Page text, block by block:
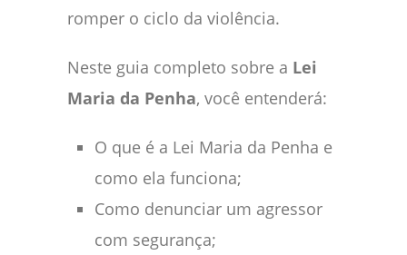
romper o ciclo da violência.
Neste guia completo sobre a Lei
Maria da Penha, você entenderá:
O que é a Lei Maria da Penha e
como ela funciona;
Como denunciar um agressor
com segurança;